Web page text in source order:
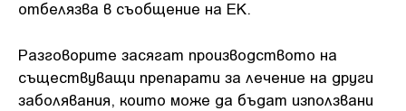
отбелязва в съобщение на ЕК.
Разговорите засягат производството на
съществуващи препарати за лечение на други
заболявания, които може да бъдат използвани